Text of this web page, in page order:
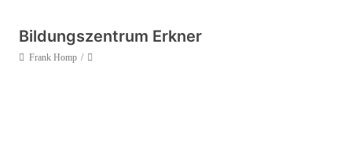
Bildungszentrum Erkner
Frank Homp